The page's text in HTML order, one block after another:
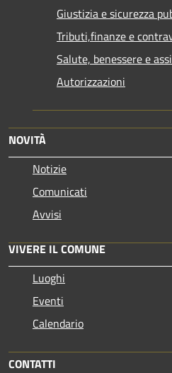
Giustizia e sicurezza
Tributi,finanze e
Salute, benessere e
Autorizzazioni
NOVITÀ
Notizie
Comunicati
Avvisi
VIVERE IL COMUNE
Luoghi
Eventi
Calendario
CONTATTI